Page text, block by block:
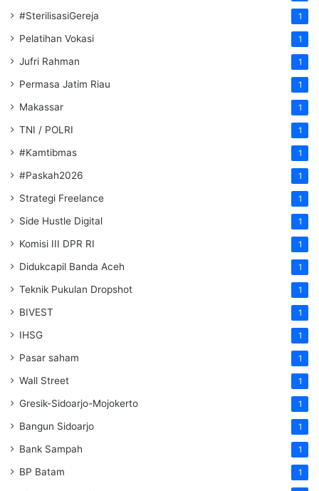
#SterilisasiGereja 1
Pelatihan Vokasi 1
Jufri Rahman 1
Permasa Jatim Riau 1
Makassar 1
TNI / POLRI 1
#Kamtibmas 1
#Paskah2026 1
Strategi Freelance 1
Side Hustle Digital 1
Komisi III DPR RI 1
Didukcapil Banda Aceh 1
Teknik Pukulan Dropshot 1
BIVEST 1
IHSG 1
Pasar saham 1
Wall Street 1
Gresik-Sidoarjo-Mojokerto 1
Bangun Sidoarjo 1
Bank Sampah 1
BP Batam 1